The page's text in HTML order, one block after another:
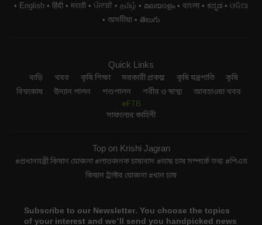
English हिंदी मराठी ਪੰਜਾਬੀ தமிழ் മലയാളം বাংলা ಕನ್ನಡ
ଓଡିଆ
অসমীয়া
తెలుగు
Quick Links
বাড়ি খবর কৃষি শিক্ষা সরকারী প্রকল্প কৃষি যন্ত্রপাতি
কৃষি
বিশ্বকোষ
উদ্যান পালন পশুপালন শরীর ও স্বাস্থ্য
আবহাওয়া খবর
#FTB
সাফল্যের কাহিনী
Top on Krishi Jagran
প্রধানমন্ত্রী কিষান যোজনা লাভজনক চাষাবাদ মাছ চাষ সম্পর্কে তথ্য
পিএম
কিষান ট্রাক্টর যোজনা
ধান চাষ
Subscribe to our Newsletter. You choose the topics
of your interest and we'll send you handpicked news